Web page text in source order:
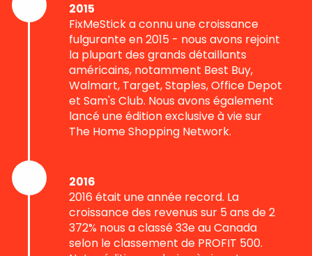
2015
FixMeStick a connu une croissance
fulgurante en 2015 - nous avons rejoint
la plupart des grands détaillants
américains, notamment Best Buy,
Walmart, Target, Staples, Office Depot
et Sam's Club. Nous avons également
lancé une édition exclusive à vie sur
The Home Shopping Network.
2016
2016 était une année record. La
croissance des revenus sur 5 ans de 2
372% nous a classé 33e au Canada
selon le classement de PROFIT 500.